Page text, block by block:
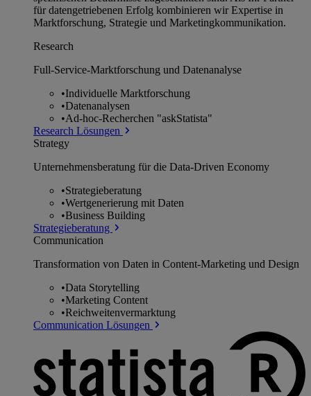
für datengetriebenen Erfolg kombinieren wir Expertise in
Marktforschung, Strategie und Marketingkommunikation.
Research
Full-Service-Marktforschung und Datenanalyse
•Individuelle Marktforschung
•Datenanalysen
•Ad-hoc-Recherchen "askStatista"
Research Lösungen
Strategy
Unternehmens­beratung für die Data-Driven Economy
•Strategieberatung
•Wertgenerierung mit Daten
•Business Building
Strategieberatung
Communication
Transformation von Daten in Content-Marketing und Design
•Data Storytelling
•Marketing Content
•Reichweitenvermarktung
Communication Lösungen